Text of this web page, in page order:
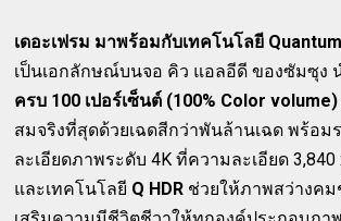
เดอะเฟรม มาพร้อมกับเทคโนโลยี
เป็นเอกลักษณ์บนจอ คิว แอลอีดี ของซัมซุง
ครบ 100 เปอร์เซ็นต์ (100% Color
สมจริงที่สุดด้วยเฉดสีกว่าพันล้านเฉด พร้อม
ละเอียดภาพระดับ 4K ที่ความละเอียด 3,840
และเทคโนโลยี Q HDR ช่วยให้ภาพสว่างคม